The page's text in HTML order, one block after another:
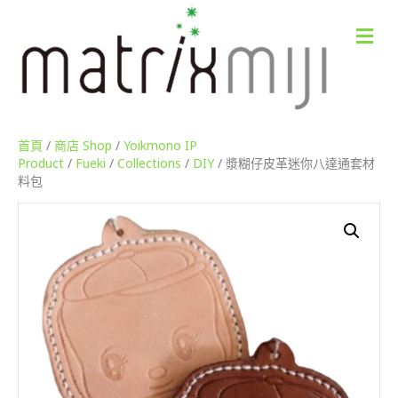
M
e
首頁 / 商店 Shop / Yoikmono IP
Product / Fueki / Collections / DIY/ 漿糊仔皮革迷你八達通套材
料包